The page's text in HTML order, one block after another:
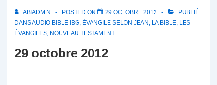
ABIADMIN POSTED ON 29 OCTOBRE 2012
PUBLIÉ
DANSAUDIO BIBLE IBG, ÉVANGILE SELON JEAN , LA BIBLE, LES
ÉVANGILES, NOUVEAU TESTAMENT
29 octobre 2012